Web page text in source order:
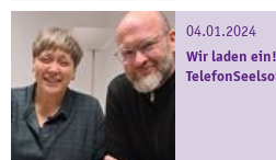
04.01.2024
Wir laden